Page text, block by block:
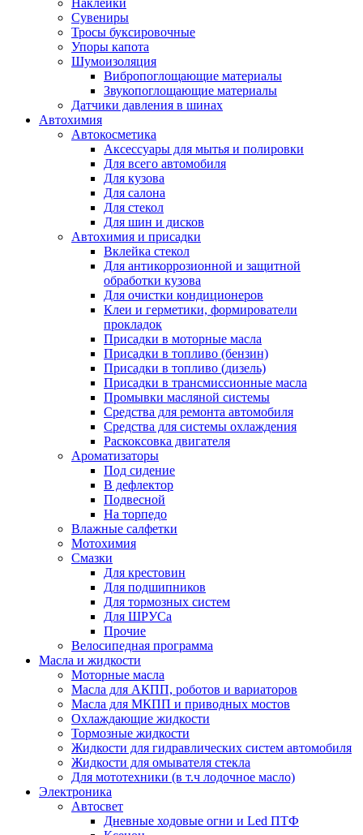
Наклейки
Сувениры
Тросы буксировочные
Упоры капота
Шумоизоляция
Вибропоглощающие материалы
Звукопоглощающие материалы
Датчики давления в шинах
Автохимия
Автокосметика
Аксессуары для мытья и полировки
Для всего автомобиля
Для кузова
Для салона
Для стекол
Для шин и дисков
Автохимия и присадки
Вклейка стекол
Для антикоррозионной и защитной
обработки кузова
Для очистки кондиционеров
Клеи и герметики, формирователи
прокладок
Присадки в моторные масла
Присадки в топливо (бензин)
Присадки в топливо (дизель)
Присадки в трансмиссионные масла
Промывки масляной системы
Средства для ремонта автомобиля
Средства для системы охлаждения
Раскоксовка двигателя
Ароматизаторы
Под сидение
В дефлектор
Подвесной
На торпедо
Влажные салфетки
Мотохимия
Смазки
Для крестовин
Для подшипников
Для тормозных систем
Для ШРУСа
Прочие
Велосипедная программа
Масла и жидкости
Моторные масла
Масла для АКПП, роботов и вариаторов
Масла для МКПП и приводных мостов
Охлаждающие жидкости
Тормозные жидкости
Жидкости для гидравлических систем автомобиля
Жидкости для омывателя стекла
Для мототехники (в т.ч лодочное масло)
Электроника
Автосвет
Дневные ходовые огни и Led ПТФ